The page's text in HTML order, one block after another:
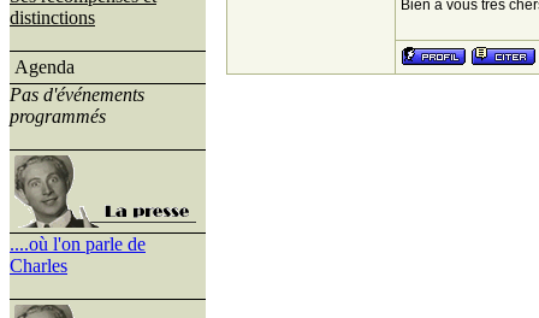
distinctions
Agenda
Pas d'événements
programmés
....où l'on parle de
Charles
Bien à vous très